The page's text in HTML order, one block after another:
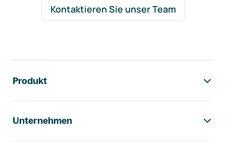
Kontaktieren Sie unser Team
Produkt
Unternehmen